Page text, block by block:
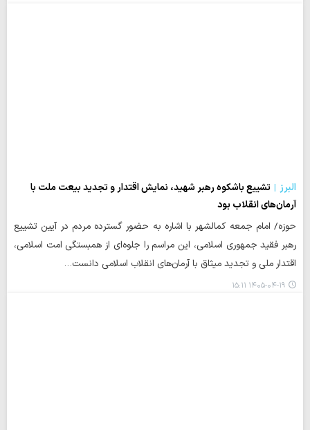
البرز
تشییع باشکوه رهبر شهید، نمایش اقتدار و تجدید بیعت ملت با
آرمان‌های انقلاب بود
حوزه/ امام جمعه کمالشهر با اشاره به حضور گسترده مردم در آیین تشییع
رهبر فقید جمهوری اسلامی، این مراسم را جلوه‌ای از همبستگی امت اسلامی،
اقتدار ملی و تجدید میثاق با آرمان‌های انقلاب اسلامی دانست…
۱۴۰۵-۰۴-۱۹ ۱۵:۱۱